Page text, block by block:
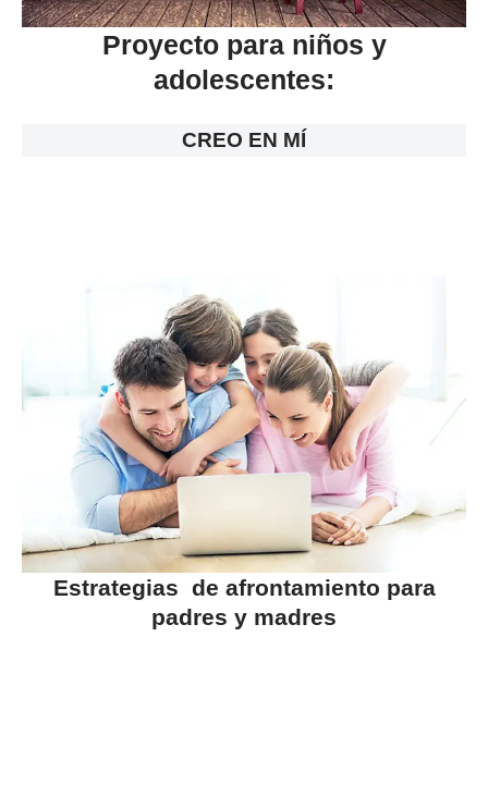
Proyecto para niños y
adolescentes:
CREO EN MÍ
Estrategias de afrontamiento para
padres y madres